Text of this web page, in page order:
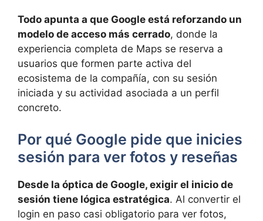
Todo apunta a que Google está reforzando un
modelo de acceso más cerrado, donde la
experiencia completa de Maps se reserva a
usuarios que formen parte activa del
ecosistema de la compañía, con su sesión
iniciada y su actividad asociada a un perfil
concreto.
Por qué Google pide que inicies
sesión para ver fotos y reseñas
Desde la óptica de Google, exigir el inicio de
sesión tiene lógica estratégica. Al convertir el
login en paso casi obligatorio para ver fotos,